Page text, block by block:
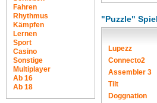
Fahren
Rhythmus
Kämpfen
Lernen
Sport
Casino
Sonstige
Multiplayer
Ab 16
Ab 18
"Puzzle"
Lupezz
Connecto2
Assembler 3
Tilt
Doggnation